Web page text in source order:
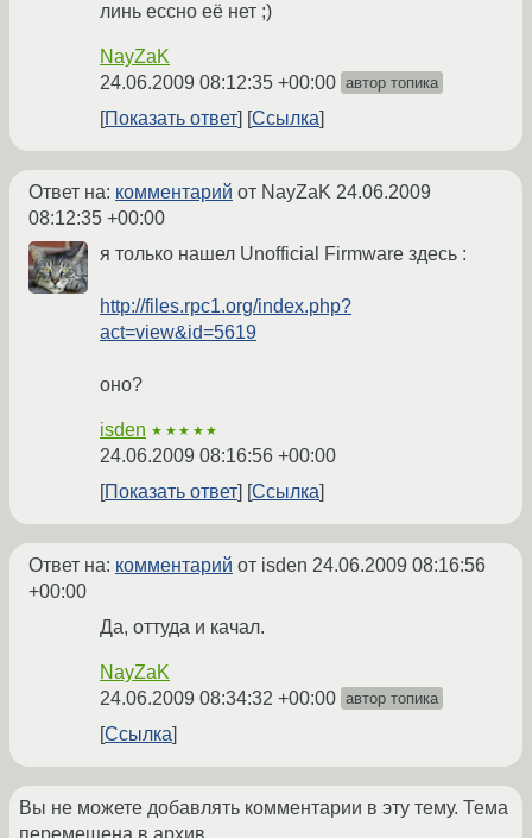
линь ессно её нет ;)
NayZaK
24.06.2009 08:12:35 +00:00 автор топика
Показать ответ Ссылка
Ответ на: комментарий от NayZaK 24.06.2009
08:12:35 +00:00
я только нашел Unofficial Firmware здесь :
http://files.rpc1.org/index.php?
act=view&id=5619
оно?
isden ★★★★★
24.06.2009 08:16:56 +00:00
Показать ответ
Ссылка
Ответ на: комментарий от isden 24.06.2009 08:16:56
+00:00
Да, оттуда и качал.
NayZaK
24.06.2009 08:34:32 +00:00 автор топика
Ссылка
Вы не можете добавлять комментарии в эту тему. Тема